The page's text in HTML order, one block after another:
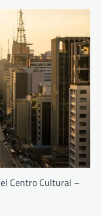
Centro Cultural –